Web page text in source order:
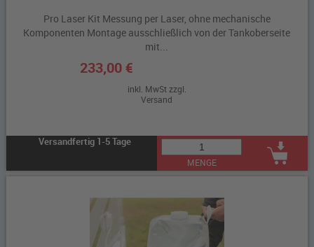
Pro Laser Kit Messung per Laser, ohne mechanische
Komponenten Montage ausschließlich von der Tankoberseite
mit...
233,00 €
inkl. MwSt zzgl.
Versand
Versandfertig 1-5 Tage
MENGE